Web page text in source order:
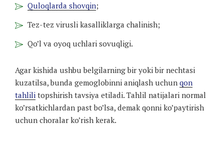
Quloqlarda shovqin;
Tez-tez virusli kasalliklarga chalinish;
Qo’l va oyoq uchlari sovuqligi.
Agar kishida ushbu belgilarning bir yoki bir nechtasi
kuzatilsa, bunda gemoglobinni aniqlash uchun qon
tahlili topshirish tavsiya etiladi. Tahlil natijalari normal
ko’rsatkichlardan past bo’lsa, demak qonni ko’paytirish
uchun choralar ko’rish kerak.